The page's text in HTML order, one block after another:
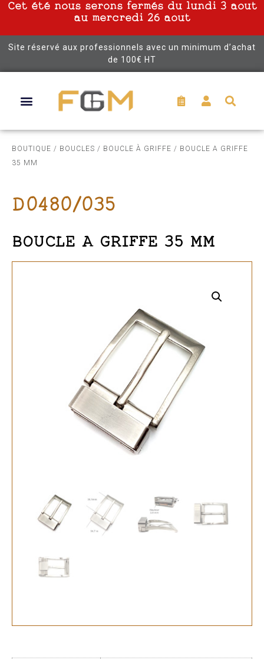
Cet été nous serons fermés du lundi 3 aout
au mercredi 26 aout
Site réservé aux professionnels avec un minimum d’achat
de 100€ HT
BOUTIQUE / BOUCLES / BOUCLE À GRIFFE / BOUCLE A GRIFFE
35 MM
D0480/035
BOUCLE A GRIFFE 35 MM